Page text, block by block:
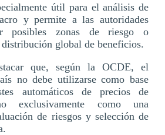
útil para el análisis de
y permite a las autoridades
posibles zonas de riesgo o
global de beneficios.
que, según la OCDE, el
no debe utilizarse como base
automáticos de precios de
exclusivamente como una
de riesgos y selección de